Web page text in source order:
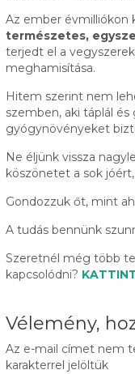
Az ember évmilliókon
természetes,
terjedt el a
meghamisítása.
Hitem szerint nem
szemben, aki táplál
gyógynövényeket
Ne éljünk vissza
köszönetet a sok
Gondozzuk őt, mint
A tudás bennünk
Szeretnél még több
kapcsolódni?
Vélemény,
Az e-mail címet nem
karakterrel jelöltük